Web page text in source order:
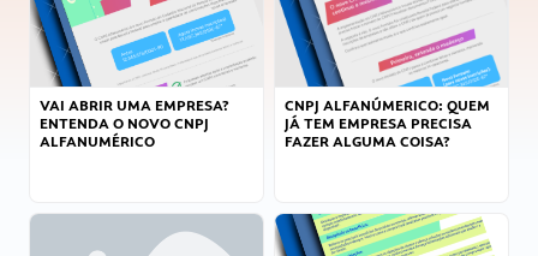
VAI ABRIR UMA EMPRESA?
ENTENDA O NOVO CNPJ
ALFANUMÉRICO
CNPJ ALFANÚMERICO: QUEM
JÁ TEM EMPRESA PRECISA
FAZER ALGUMA COISA?